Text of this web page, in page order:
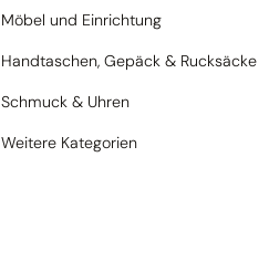
Möbel und Einrichtung
Handtaschen, Gepäck & Rucksäcke
Schmuck & Uhren
Weitere Kategorien